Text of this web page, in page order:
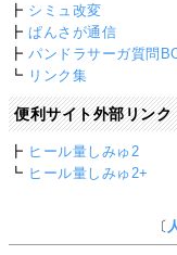
┣ シミュ改変
┣ぱんさが通信
┣パンドラサーガ質問
┗ リンク集
便利サイト外部リンク
┣ ヒール量しみゅ2
┗ ヒール量しみゅ2+
〔